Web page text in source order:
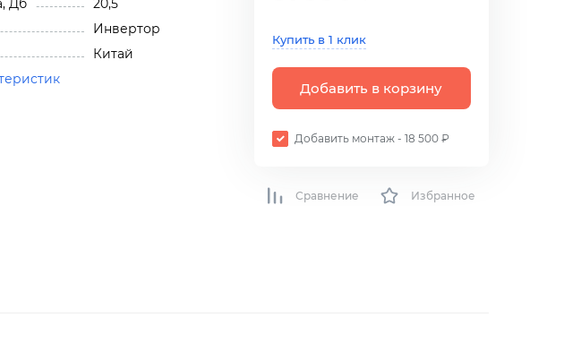
Дб
20,5
Инвертор
Китай
Купить в 1 клик
Добавить в корзину
Добавить монтаж - 18 500 ₽
Сравнение Избранное